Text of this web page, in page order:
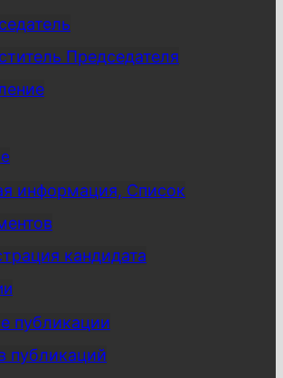
Председателя
информация, Список
кандидата
публикации
публикаций